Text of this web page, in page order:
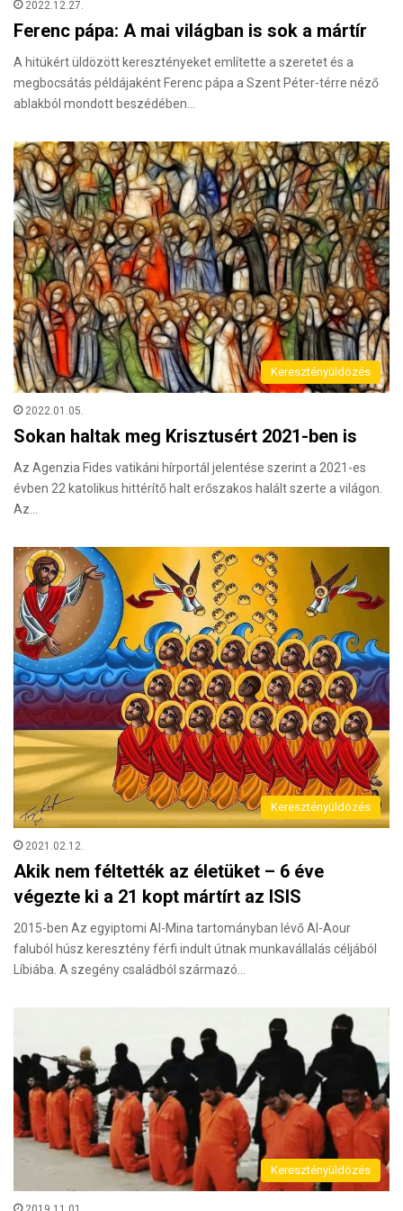
2022.12.27.
Ferenc pápa: A mai világban is sok a mártír
A hitükért üldözött keresztényeket említette a szeretet és a
megbocsátás példájaként Ferenc pápa a Szent Péter-térre néző
ablakból mondott beszédében…
Keresztényüldözés
2022.01.05.
Sokan haltak meg Krisztusért 2021-ben is
Az Agenzia Fides vatikáni hírportál jelentése szerint a 2021-es
évben 22 katolikus hittérítő halt erőszakos halált szerte a világon.
Az…
Keresztényüldözés
2021.02.12.
Akik nem féltették az életüket – 6 éve
végezte ki a 21 kopt mártírt az ISIS
2015-ben Az egyiptomi Al-Mina tartományban lévő Al-Aour
faluból húsz keresztény férfi indult útnak munkavállalás céljából
Líbiába. A szegény családból származó…
Keresztényüldözés